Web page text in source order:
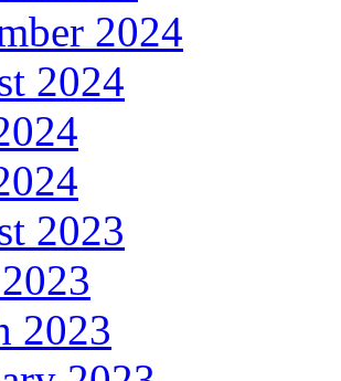
2024
2024
2023
2023